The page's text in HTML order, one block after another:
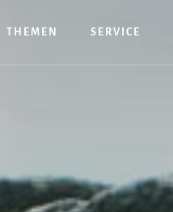
THEMEN SERVICE